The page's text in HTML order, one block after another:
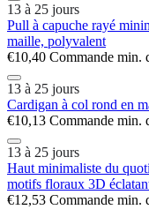
13 à 25 jours
Pull à capuche rayé
maille, polyvalent
€10,40 Commande min.
13 à 25 jours
Cardigan à col rond en
€10,13 Commande min.
13 à 25 jours
Haut minimaliste du
motifs floraux 3D
€12,53 Commande min.